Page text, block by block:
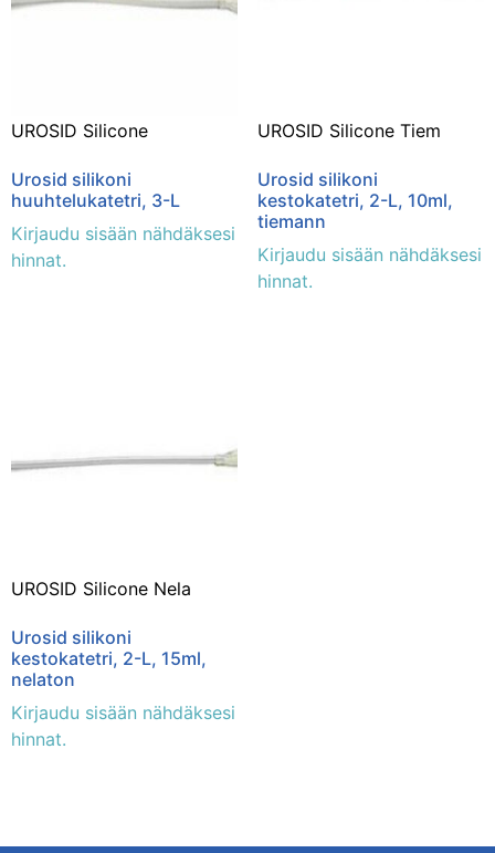
UROSID Silicone
Urosid silikoni
huuhtelukatetri, 3-L
Kirjaudu sisään nähdäksesi
hinnat.
UROSID Silicone Tiem
Urosid silikoni
kestokatetri, 2-L, 10ml,
tiemann
Kirjaudu sisään nähdäksesi
hinnat.
UROSID Silicone Nela
Urosid silikoni
kestokatetri, 2-L, 15ml,
nelaton
Kirjaudu sisään nähdäksesi
hinnat.